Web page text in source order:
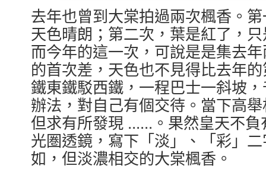
去年也曾到大棠拍過兩次楓香。
天色晴朗；第二次，葉是紅了，
而今年的這一次，可說是是集去
的首次差，天色也不見得比去年
鐵東鐵駁西鐵，一程巴士一斜坡
辦法，對自己有個交待。當下高
但求有所發現 ......。果然皇天不
光圏透鏡，寫下「淡」、「彩」
如，但淡濃相交的大棠楓香。